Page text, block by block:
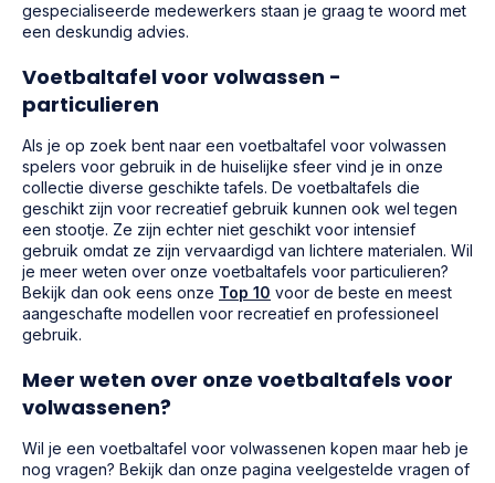
gespecialiseerde medewerkers staan je graag te woord met
een deskundig advies.
Voetbaltafel voor volwassen -
particulieren
Als je op zoek bent naar een voetbaltafel voor volwassen
spelers voor gebruik in de huiselijke sfeer vind je in onze
collectie diverse geschikte tafels. De voetbaltafels die
geschikt zijn voor recreatief gebruik kunnen ook wel tegen
een stootje. Ze zijn echter niet geschikt voor intensief
gebruik omdat ze zijn vervaardigd van lichtere materialen. Wil
je meer weten over onze voetbaltafels voor particulieren?
Bekijk dan ook eens onze Top 10 voor de beste en meest
aangeschafte modellen voor recreatief en professioneel
gebruik.
Meer weten over onze voetbaltafels voor
volwassenen?
Wil je een voetbaltafel voor volwassenen kopen maar heb je
nog vragen? Bekijk dan onze pagina veelgestelde vragen of